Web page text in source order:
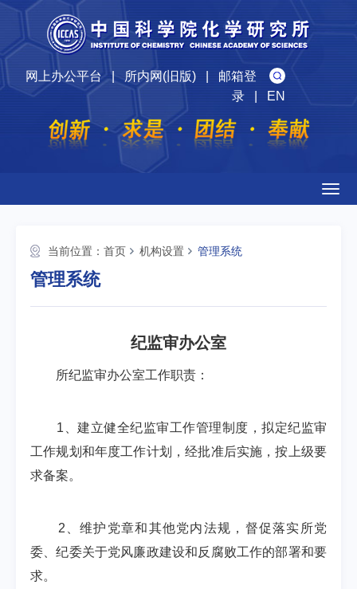
网上办公平台|所内网(旧版)| 邮箱登
录| EN
当前位置： 首页 机构设置 管理系统
管理系统
纪监审办公室
所纪监审办公室工作职责：
1、建立健全纪监审工作管理制度，拟定纪监审
工作规划和年度工作计划，经批准后实施，按上级要
求备案。
2、维护党章和其他党内法规，督促落实所党
委、纪委关于党风廉政建设和反腐败工作的部署和要
求。